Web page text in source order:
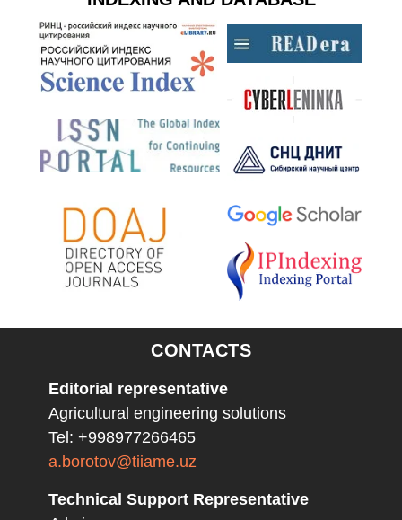
Editorial representative
Agricultural engineering solutions
Tel: +998977266465
a.borotov@tiiame.uz
CONTACTS
Technical Support Representative